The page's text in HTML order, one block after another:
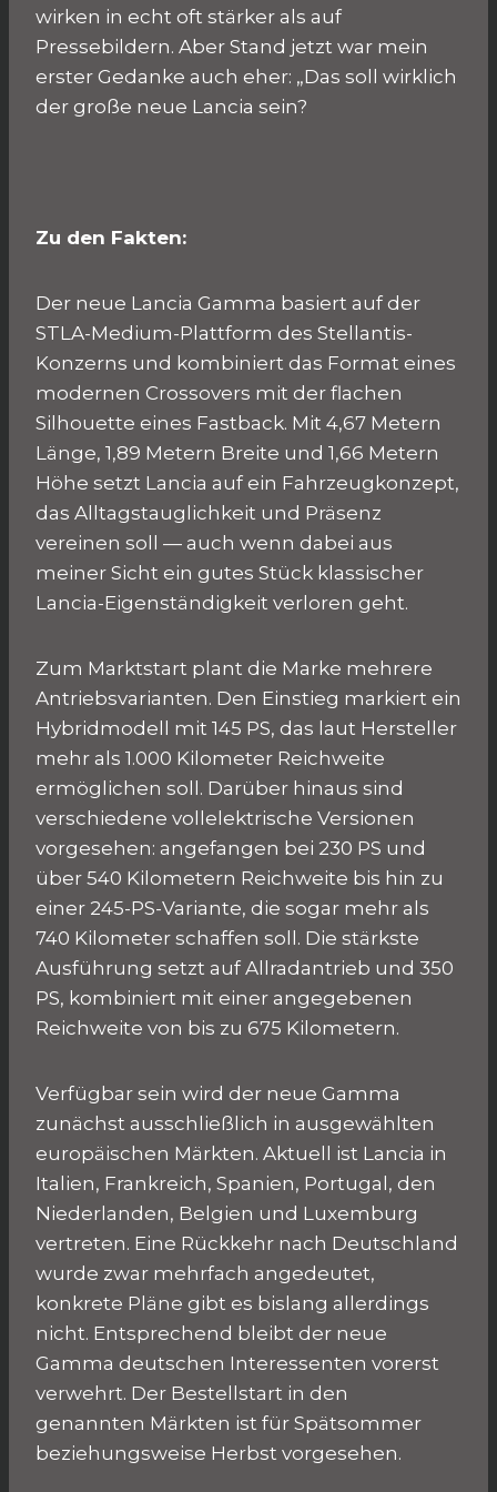
wirken in echt oft stärker als auf
Pressebildern. Aber Stand jetzt war mein
erster Gedanke auch eher: „Das soll wirklich
der große neue Lancia sein?
Zu den Fakten:
Der neue Lancia Gamma basiert auf der
STLA-Medium-Plattform des Stellantis-
Konzerns und kombiniert das Format eines
modernen Crossovers mit der flachen
Silhouette eines Fastback. Mit 4,67 Metern
Länge, 1,89 Metern Breite und 1,66 Metern
Höhe setzt Lancia auf ein Fahrzeugkonzept,
das Alltagstauglichkeit und Präsenz
vereinen soll — auch wenn dabei aus
meiner Sicht ein gutes Stück klassischer
Lancia-Eigenständigkeit verloren geht.
Zum Marktstart plant die Marke mehrere
Antriebsvarianten. Den Einstieg markiert ein
Hybridmodell mit 145 PS, das laut Hersteller
mehr als 1.000 Kilometer Reichweite
ermöglichen soll. Darüber hinaus sind
verschiedene vollelektrische Versionen
vorgesehen: angefangen bei 230 PS und
über 540 Kilometern Reichweite bis hin zu
einer 245-PS-Variante, die sogar mehr als
740 Kilometer schaffen soll. Die stärkste
Ausführung setzt auf Allradantrieb und 350
PS, kombiniert mit einer angegebenen
Reichweite von bis zu 675 Kilometern.
Verfügbar sein wird der neue Gamma
zunächst ausschließlich in ausgewählten
europäischen Märkten. Aktuell ist Lancia in
Italien, Frankreich, Spanien, Portugal, den
Niederlanden, Belgien und Luxemburg
vertreten. Eine Rückkehr nach Deutschland
wurde zwar mehrfach angedeutet,
konkrete Pläne gibt es bislang allerdings
nicht. Entsprechend bleibt der neue
Gamma deutschen Interessenten vorerst
verwehrt. Der Bestellstart in den
genannten Märkten ist für Spätsommer
beziehungsweise Herbst vorgesehen.